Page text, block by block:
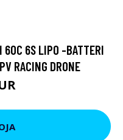
60C 6S LIPO -BATTERI
RACING DRONE